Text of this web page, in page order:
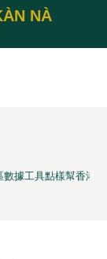
NÀ
據工具點樣幫香港